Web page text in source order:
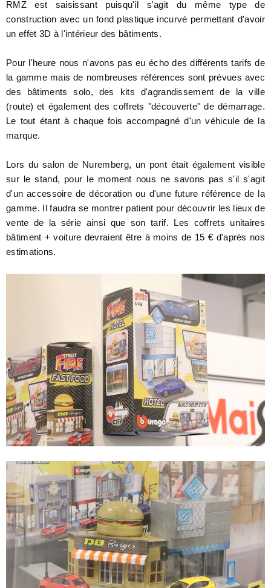
RMZ est saisissant puisqu'il s'agit du même type de
construction avec un fond plastique incurvé permettant d'avoir
un effet 3D à l'intérieur des bâtiments.
Pour l'heure nous n'avons pas eu écho des différents tarifs de
la gamme mais de nombreuses références sont prévues avec
des bâtiments solo, des kits d'agrandissement de la ville
(route) et également des coffrets "découverte" de démarrage.
Le tout étant à chaque fois accompagné d'un véhicule de la
marque.
Lors du salon de Nuremberg, un pont était également visible
sur le stand, pour le moment nous ne savons pas s'il s'agit
d'un accessoire de décoration ou d'une future référence de la
gamme. Il faudra se montrer patient pour découvrir les lieux de
vente de la série ainsi que son tarif. Les coffrets unitaires
bâtiment + voiture devraient être à moins de 15 € d'après nos
estimations.